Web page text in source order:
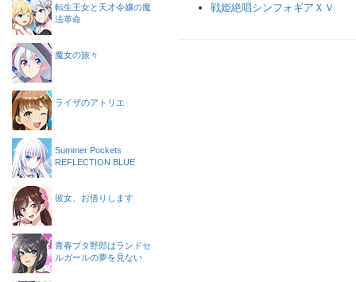
戦姫絶唱シンフォギアＸＶ
転生王女と天才令嬢の魔
法革命
魔女の旅々
ライザのアトリエ
Summer Pockets
REFLECTION BLUE
彼女、お借りします
青春ブタ野郎はランドセ
ルガールの夢を見ない